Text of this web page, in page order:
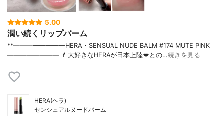
5.00
潤い続くリップバーム
**————————⁡HERA⁡・SENSUAL NUDE BALM #174 MUTE PINK⁡⁡
————————⁡ ⁡⁡💄大好きなHERAが日本上陸💋との…続きを見る
HERA(ヘラ)
センシュアルヌードバーム